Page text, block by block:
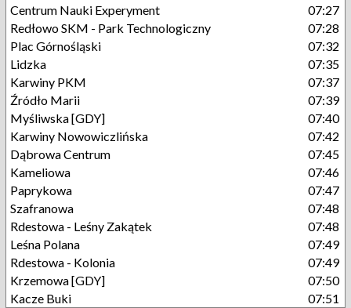
Centrum Nauki Experyment
07:27
Redłowo SKM - Park Technologiczny
07:28
Plac Górnośląski
07:32
Lidzka
07:35
Karwiny PKM
07:37
Źródło Marii
07:39
Myśliwska [GDY]
07:40
Karwiny Nowowiczlińska
07:42
Dąbrowa Centrum
07:45
Kameliowa
07:46
Paprykowa
07:47
Szafranowa
07:48
Rdestowa - Leśny Zakątek
07:48
Leśna Polana
07:49
Rdestowa - Kolonia
07:49
Krzemowa [GDY]
07:50
Kacze Buki
07:51